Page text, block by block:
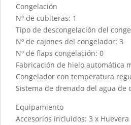
Congelación
Nº de cubiteras: 1
Tipo de descongelación del
Nº de cajones del congelador: 3
Nº de flaps congelación: 0
Fabricación de hielo automática
Congelador con temperatura
Sistema de drenado del agua de
Equipamiento
Accesorios incluidos: 3 x Huevera